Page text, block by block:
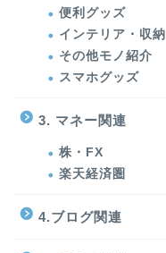
便利グッズ
インテリア・収納
その他モノ紹介
スマホグッズ
3. マネー関連
株・FX
楽天経済圏
4.ブログ関連